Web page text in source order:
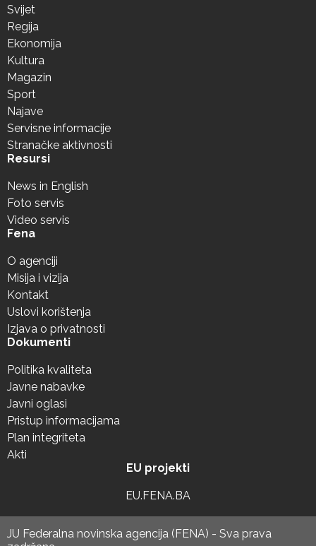
Svijet
Regija
Ekonomija
Kultura
Magazin
Sport
Najave
Servisne informacije
Stranačke aktivnosti
Resursi
News in English
Foto servis
Video servis
Fena
O agenciji
Misija i vizija
Kontakt
Uslovi korištenja
Izjava o privatnosti
Dokumenti
Politika kvaliteta
Javne nabavke
Javni oglasi
Pristup informacijama
Plan integriteta
Akti
EU projekti
EU.FENA.BA
JU Federalna novinska agencija (FENA) - Sva prava